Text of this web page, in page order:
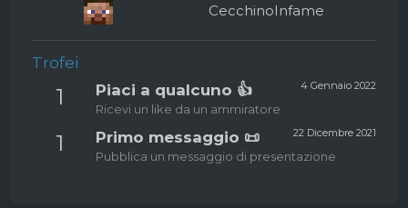
CecchinoInfame
Trofei
1 4 Gennaio 2022
Piaci a qualcuno 👍
Ricevi un like da un ammiratore
1 22 Dicembre 2021
Primo messaggio 📜
Pubblica un messaggio di presentazione